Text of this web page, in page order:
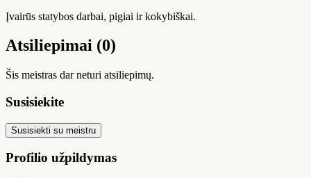
Įvairūs statybos darbai, pigiai ir kokybiškai.
Atsiliepimai (0)
Šis meistras dar neturi atsiliepimų.
Susisiekite
Susisiekti su meistru
Profilio užpildymas